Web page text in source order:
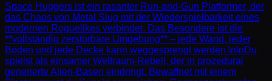
Space Huggers ist ein rasanter Run-and-Gun Platformer, der
das Chaos von Metal Slug mit der Wiederspielbarkeit eines
modernen Roguelikes verbindet. Das Besondere ist die
**vollständig zerstörbare Umgebung** – jede Wand, jeder
Boden und jede Decke kann weggesprengt werden.\n\nDu
spielst als einsamer Weltraum-Rebell, der in prozedural
generierte Alien-Basen eindringt. Bewaffnet mit einem